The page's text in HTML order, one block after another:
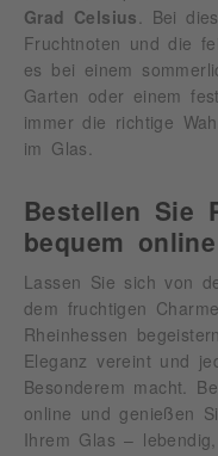
Grad Celsius
. Bei
Fruchtnoten und die
es bei einem
Garten oder einem
immer die richtige
im Glas.
Bestellen Sie
bequem online
Lassen Sie sich von
dem fruchtigen
Rheinhessen
Eleganz vereint und
Besonderem macht.
online und genießen
Ihrem Glas –